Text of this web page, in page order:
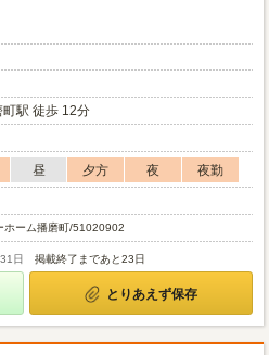
駅 徒歩 12分
昼 夕方 夜
夜勤
ホーム播磨町/51020902
日 掲載終了まであと23日
とりあえず保存